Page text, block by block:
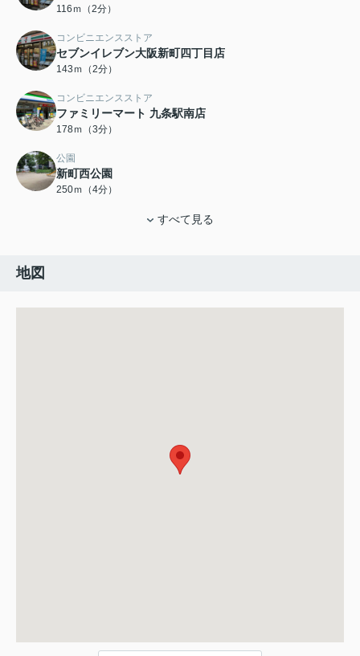
116ｍ（2分）
コンビニエンスストア
セブンイレブン大阪新町四丁目店
143ｍ（2分）
コンビニエンスストア
ファミリーマート 九条駅南店
178ｍ（3分）
公園
新町西公園
250ｍ（4分）
すべて見る
地図